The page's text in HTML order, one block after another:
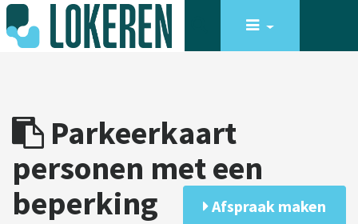
Parkeerkaart
personen met een
beperking
Afspraak maken